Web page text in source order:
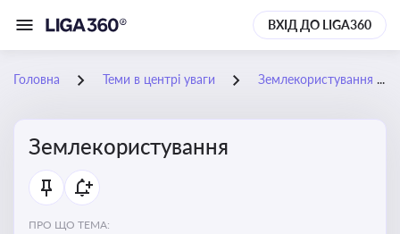
ВХІД ДО LIGA360
Головна Теми в центрі уваги Землекористування
Землекористування
ПРО ЩО ТЕМА: